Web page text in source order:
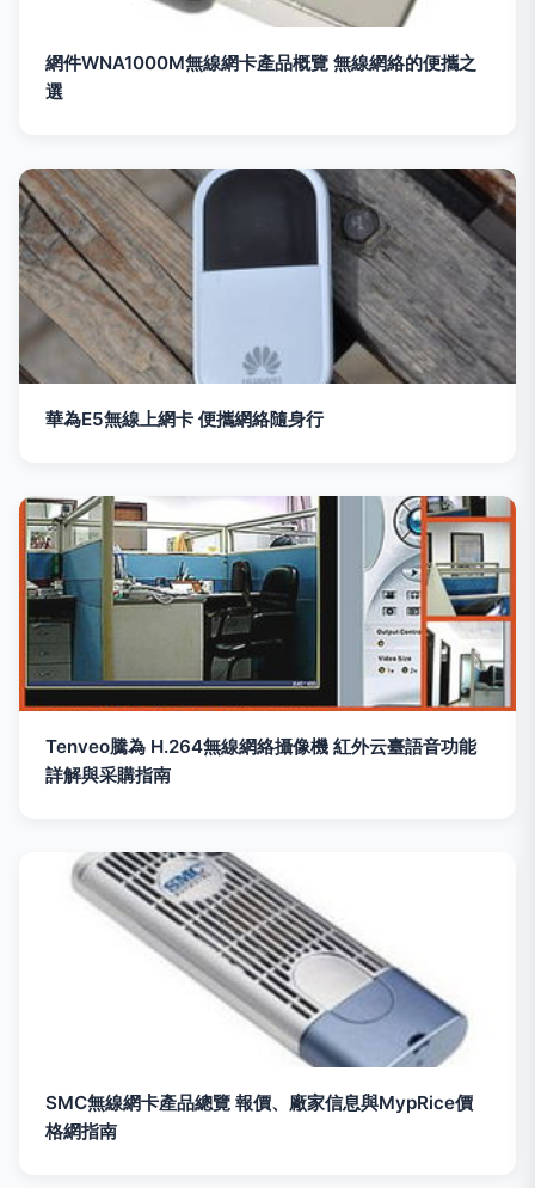
網件WNA1000M無線網卡產品概覽 無線網絡的便攜之
選
華為E5無線上網卡 便攜網絡隨身行
Tenveo騰為 H.264無線網絡攝像機 紅外云臺語音功能
詳解與采購指南
SMC無線網卡產品總覽 報價、廠家信息與MypRice價
格網指南